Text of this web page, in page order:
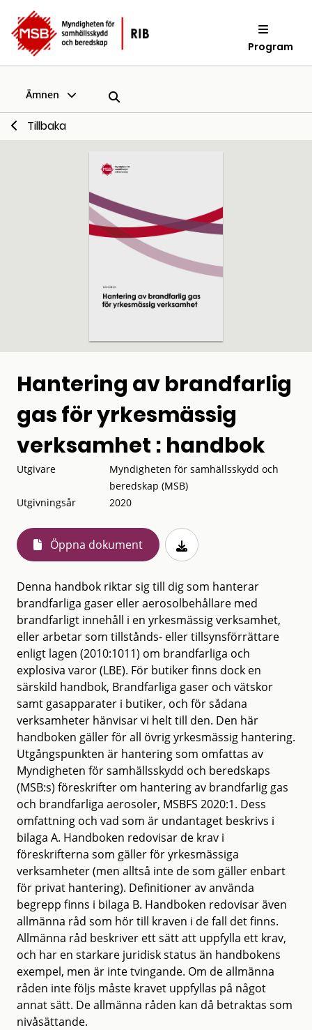
Program
Ämnen
Tillbaka
Hantering av brandfarlig
gas för yrkesmässig
verksamhet : handbok
Utgivare
Myndigheten för samhällsskydd och
beredskap (MSB)
Utgivningsår
2020
Öppna dokument
Denna handbok riktar sig till dig som hanterar
brandfarliga gaser eller aerosolbehållare med
brandfarligt innehåll i en yrkesmässig verksamhet,
eller arbetar som tillstånds- eller tillsynsförrättare
enligt lagen (2010:1011) om brandfarliga och
explosiva varor (LBE). För butiker finns dock en
särskild handbok, Brandfarliga gaser och vätskor
samt gasapparater i butiker, och för sådana
verksamheter hänvisar vi helt till den. Den här
handboken gäller för all övrig yrkesmässig hantering.
Utgångspunkten är hantering som omfattas av
Myndigheten för samhällsskydd och beredskaps
(MSB:s) föreskrifter om hantering av brandfarlig gas
och brandfarliga aerosoler, MSBFS 2020:1. Dess
omfattning och vad som är undantaget beskrivs i
bilaga A. Handboken redovisar de krav i
föreskrifterna som gäller för yrkesmässiga
verksamheter (men alltså inte de som gäller enbart
för privat hantering). Definitioner av använda
begrepp finns i bilaga B. Handboken redovisar även
allmänna råd som hör till kraven i de fall det finns.
Allmänna råd beskriver ett sätt att uppfylla ett krav,
och har en starkare juridisk status än handbokens
exempel, men är inte tvingande. Om de allmänna
råden inte följs måste kravet uppfyllas på något
annat sätt. De allmänna råden kan då betraktas som
nivåsättande.